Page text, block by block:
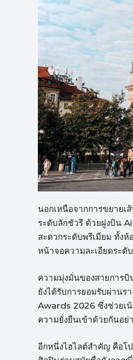
นอกเหนือจากการขยายเ
ระดับลักชัวรี ด้วยฝูงบิน
สะดวกระดับพรีเมียม ทั้ง
หน้าจอความละเอียดระ
ความมุ่งมั่นของสายการบิ
ยังได้รับการยอมรับผ่าน
Awards 2026 ซึ่งช่วยเ
ความยั่งยืนเข้าด้วยกันอย่
อีกหนึ่งไฮไลต์สำคัญ คือโ